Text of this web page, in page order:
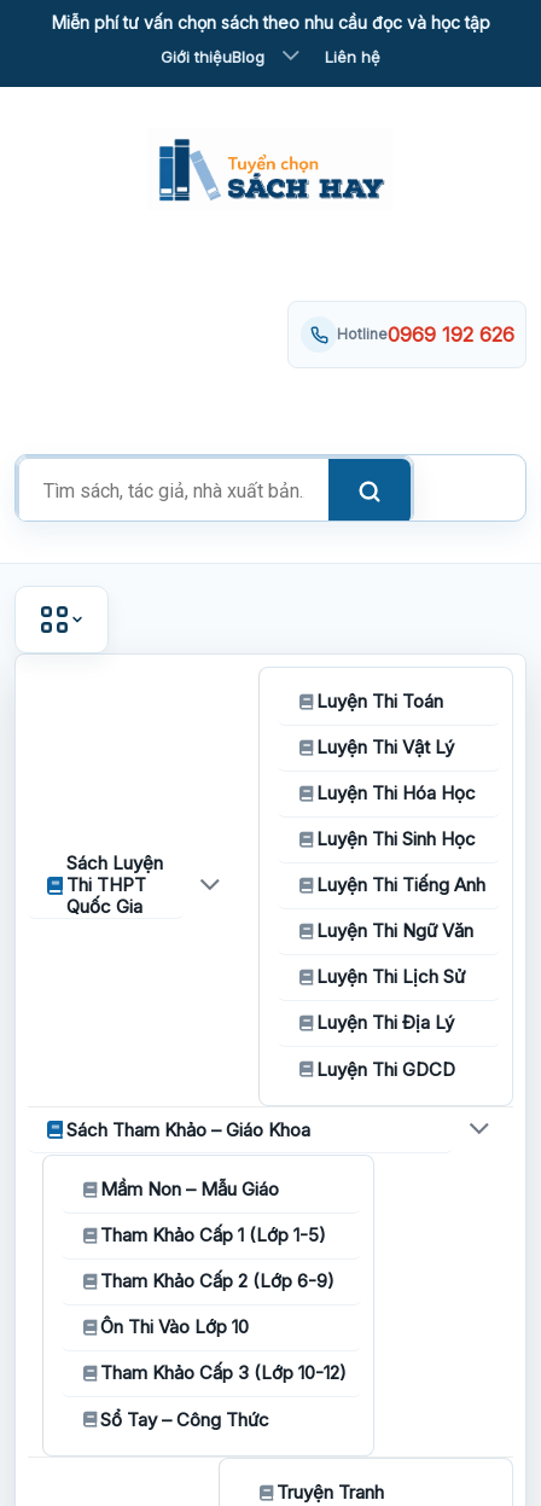
Miễn phí tư vấn chọn sách theo nhu cầu đọc và học tập
Giới thiệuBlog Liên hệ
Tìm
kiếm
phẩm
Hotline0969 192 626
Sách Luyện
Thi THPT
Quốc Gia
Luyện Thi Toán
Luyện Thi Vật Lý
Luyện Thi Hóa Học
Luyện Thi Sinh Học
Luyện Thi Tiếng Anh
Luyện Thi Ngữ Văn
Luyện Thi Lịch Sử
Luyện Thi Địa Lý
Luyện Thi GDCD
Sách Tham Khảo – Giáo Khoa
Mầm Non – Mẫu Giáo
Tham Khảo Cấp 1 (Lớp 1-5)
Tham Khảo Cấp 2 (Lớp 6-9)
Ôn Thi Vào Lớp 10
Tham Khảo Cấp 3 (Lớp 10-12)
Sổ Tay – Công Thức
Truyện Tranh